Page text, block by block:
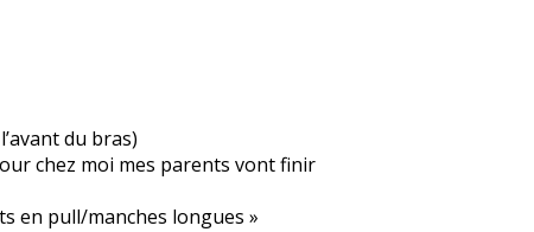
du bras)
chez moi mes parents vont finir
en pull/manches longues »